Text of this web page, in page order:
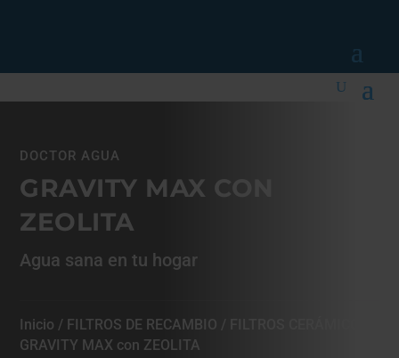
DOCTOR AGUA
GRAVITY MAX CON
ZEOLITA
Agua sana en tu hogar
Inicio / FILTROS DE RECAMBIO
GRAVITY MAX con ZEOLITA